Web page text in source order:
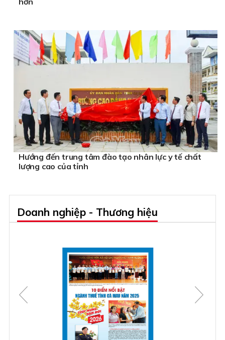
Hướng đến trung tâm đào tạo nhân lực y tế chất
lượng cao của tỉnh
Doanh nghiệp - Thương hiệu